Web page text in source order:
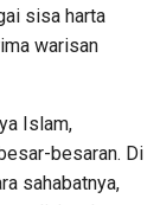
sisa harta
warisan
Islam,
besaran. Di
sahabatnya,